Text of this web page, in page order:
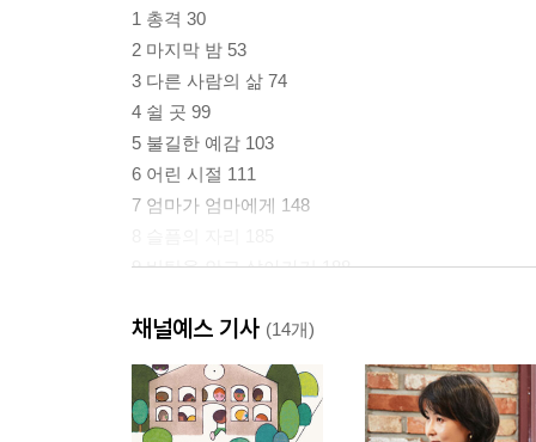
1 총격 30
2 마지막 밤 53
3 다른 사람의 삶 74
4 쉴 곳 99
5 불길한 예감 103
6 어린 시절 111
7 엄마가 엄마에게 148
9 비탄을 안고 살아가기 188
2부 이해를 향해
11 절망의 깊이 248
12 치명적인 역학 269
채널예스 기사 (14개)